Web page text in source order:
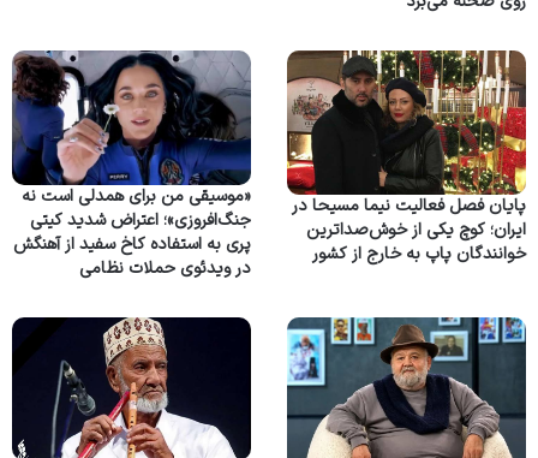
پایان فصل فعالیت نیما مسیحا در
ایران؛ کوچ یکی از خوش‌صداترین
خوانندگان پاپ به خارج از کشور
«موسیقی من برای همدلی است نه
جنگ‌افروزی»؛ اعتراض شدید کیتی
پری به استفاده کاخ سفید از آهنگش
در ویدئوی حملات نظامی